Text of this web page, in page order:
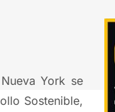
York se
Sostenible,